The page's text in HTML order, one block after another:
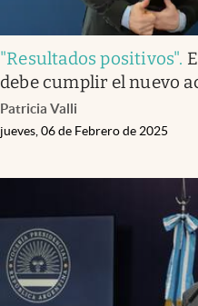
"Resultados positivos".
debe cumplir el nuevo
Patricia Valli
jueves, 06 de Febrero de 2025